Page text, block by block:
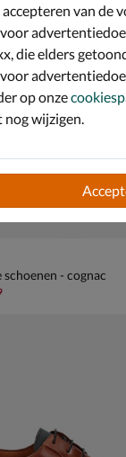
schoenen - cognac
voor € 69,99
van de
die elders
op onze
wijzigen.